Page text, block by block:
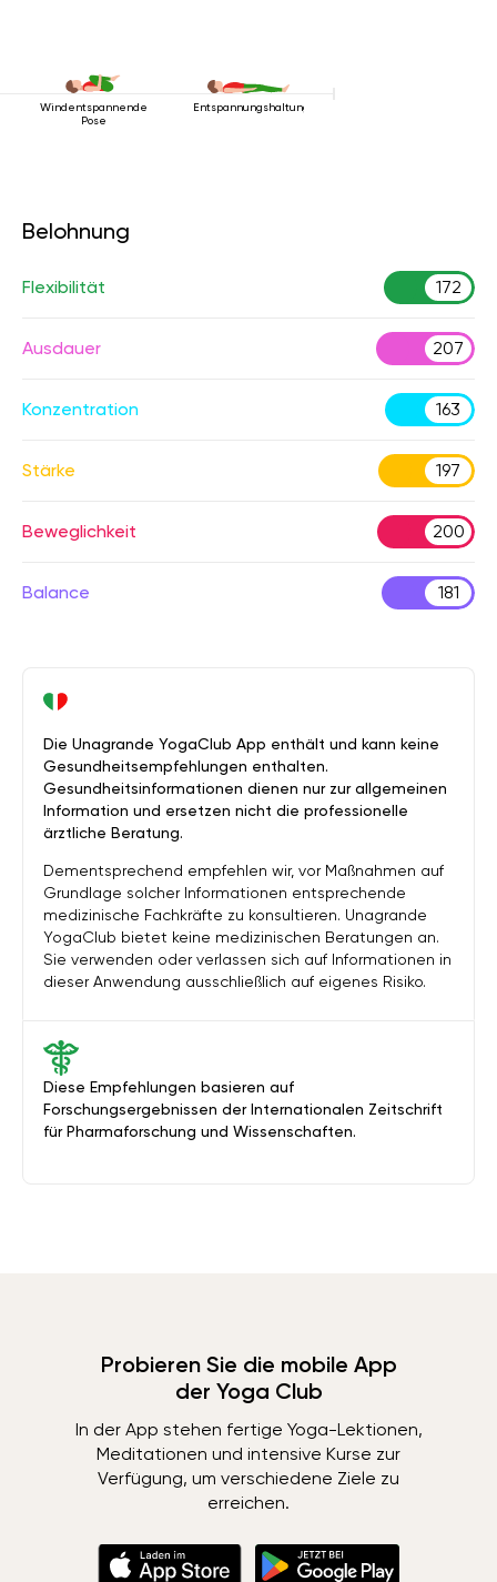
Windentspannende
Pose
Entspannungshaltung
Belohnung
Flexibilität 172
Ausdauer 207
Konzentration 163
Stärke 197
Beweglichkeit 200
Balance 181
Diese Empfehlungen basieren auf
Forschungsergebnissen der Internationalen Zeitschrift
für Pharmaforschung und Wissenschaften.
Die Unagrande YogaClub App enthält und kann keine
Gesundheitsempfehlungen enthalten.
Gesundheitsinformationen dienen nur zur allgemeinen
Information und ersetzen nicht die professionelle
ärztliche Beratung.
Dementsprechend empfehlen wir, vor Maßnahmen auf
Grundlage solcher Informationen entsprechende
medizinische Fachkräfte zu konsultieren. Unagrande
YogaClub bietet keine medizinischen Beratungen an.
Sie verwenden oder verlassen sich auf Informationen in
dieser Anwendung ausschließlich auf eigenes Risiko.
Probieren Sie die mobile App
der Yoga Club
In der App stehen fertige Yoga-Lektionen,
Meditationen und intensive Kurse zur
Verfügung, um verschiedene Ziele zu
erreichen.